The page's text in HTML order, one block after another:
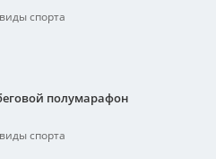
спорта
полумарафон
спорта